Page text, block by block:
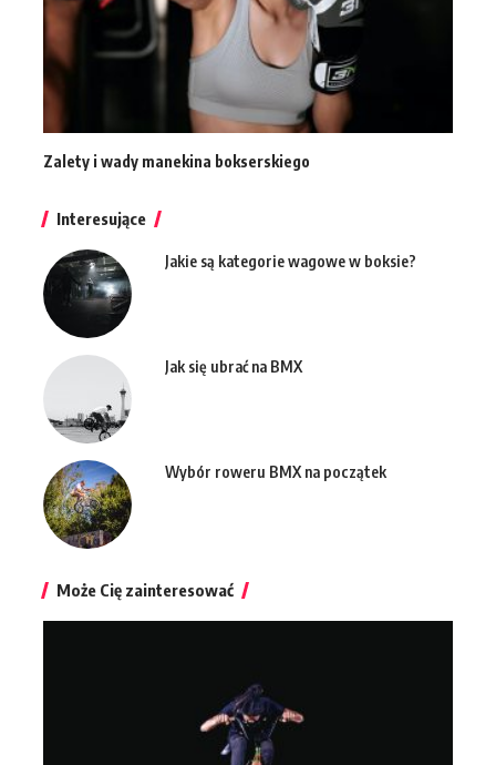
Zalety i wady manekina bokserskiego
Interesujące
Jakie są kategorie wagowe w boksie?
Jak się ubrać na BMX
Wybór roweru BMX na początek
Może Cię zainteresować